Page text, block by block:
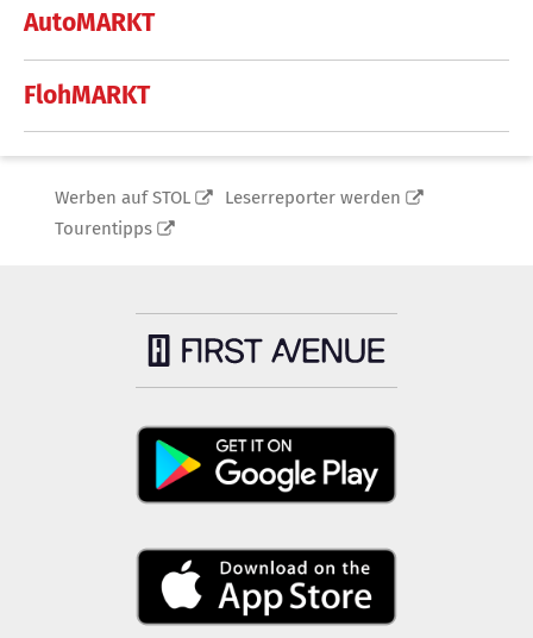
AutoMARKT
FlohMARKT
Werben auf STOL
Leserreporter werden
Tourentipps